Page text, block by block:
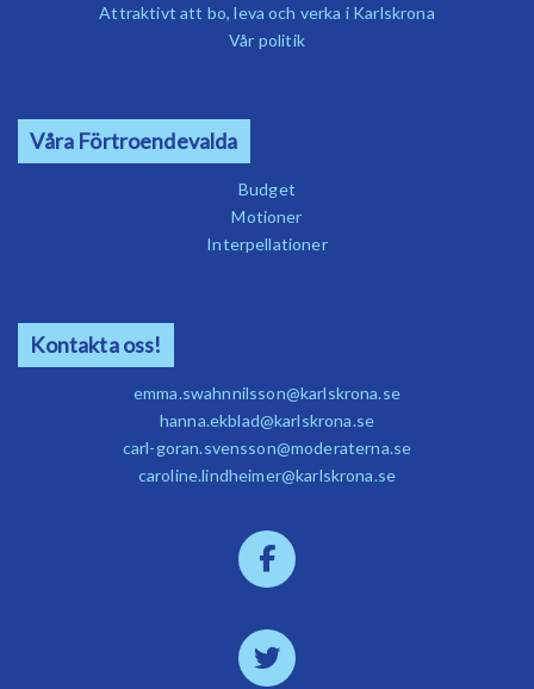
Attraktivt att bo, leva och verka i Karlskrona
Vår politik
Våra Förtroendevalda
Budget
Motioner
Interpellationer
Kontakta oss!
emma.swahnnilsson@karlskrona.se
hanna.ekblad@karlskrona.se
carl-goran.svensson@moderaterna.se
caroline.lindheimer@karlskrona.se